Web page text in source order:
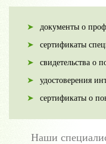
документы о
сертификаты
свидетельства о
удостоверения
сертификаты о
Наши